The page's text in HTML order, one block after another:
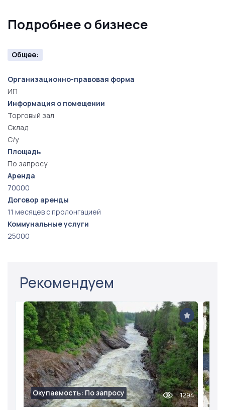
телефону.
Подробнее о бизнесе
Общее:
Организационно-правовая форма
ИП
Информация о помещении
Торговый зал
Склад
С/у
Площадь
По запросу
Аренда
70000
Договор аренды
11 месяцев с пролонгацией
Коммунальные услуги
25000
Рекомендуем
Окупаемость: По запросу 1294